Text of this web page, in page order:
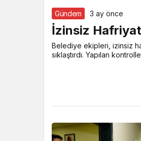
Gündem 3 ay önce
İzinsiz
Belediye ekipleri, izinsiz
sıklaştırdı. Yapılan